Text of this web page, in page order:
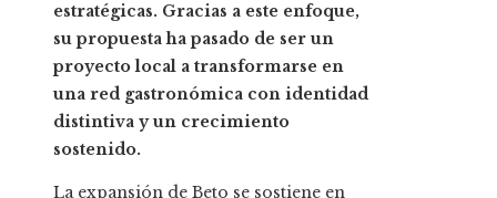
estratégicas. Gracias a este enfoque,
su propuesta ha pasado de ser un
proyecto local a transformarse en
una red gastronómica con identidad
distintiva y un crecimiento
sostenido.
La expansión de Beto se sostiene en